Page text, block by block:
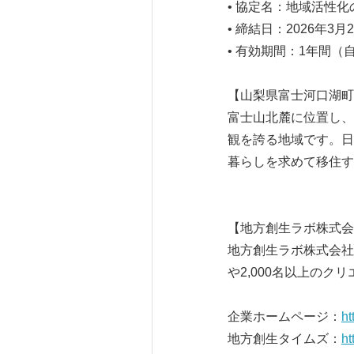
• 協定名：地域活性
• 締結日：2026年3月
• 有効期間：1年間（
【山梨県富士河口湖
富士山北麓に位置し
観を誇る地域です。
暮らしを求めて移住
【地方創生ラボ株式
地方創生ラボ株式会
や2,000名以上のクリ
企業ホームページ：
地方創生タイムズ：